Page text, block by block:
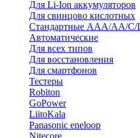
Для Li-Ion аккумуляторов
Для свинцово кислотных
Стандартные ААА/АА/С/
Автоматические
Для всех типов
Для восстановления
Для смартфонов
Тестеры
Robiton
GoPower
LiitoKala
Panasonic eneloop
Nitecore